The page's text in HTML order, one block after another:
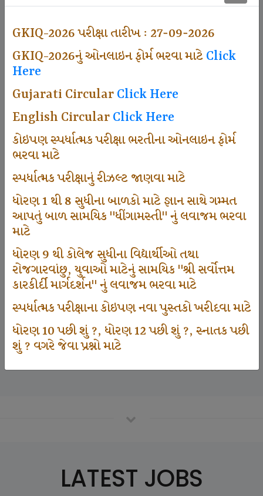
GKIQ-2026 પરીક્ષા તારીખ : 27-09-2026
GKIQ-2026નું ઓનલાઇન ફોર્મ ભરવા માટેClick
Here
Gujarati CircularClick Here
English CircularClick Here
કોઇપણ સ્પર્ધાત્મક પરીક્ષા ભરતીના ઓનલાઇન ફોર્મ
ભરવા માટે
સ્પર્ધાત્મક પરીક્ષાનું રીઝલ્ટ જાણવા માટે
ધોરણ 1 થી 8 સુધીના બાળકો માટે જ્ઞાન સાથે ગમ્મત
આપતું બાળ સામયિક "ધીંગામસ્તી" નું લવાજમ ભરવા
માટે
ધોરણ 9 થી કોલેજ સુધીના વિદ્યાર્થીઓ તથા
રોજગારવાંછુ, યુવાઓ માટેનું સામયિક "શ્રી સર્વોત્તમ
કારકીર્દી માર્ગદર્શન" નું લવાજમ ભરવા માટે
સ્પર્ધાત્મક પરીક્ષાના કોઇપણ નવા પુસ્તકો ખરીદવા માટે
ધોરણ 10 પછી શું ?, ધોરણ 12 પછી શું ?, સ્નાતક પછી
શું ? વગરે જેવા પ્રશ્નો માટે
500
Dhingamasti Subscription
671
1000
Participate School In GKIQ
125000
LATEST JOBS